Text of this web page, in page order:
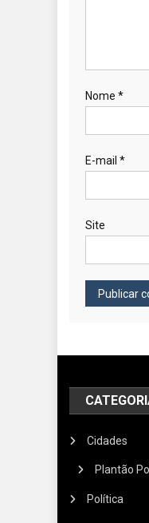
Nome *
E-mail *
Site
Cidades
Plantão
Política